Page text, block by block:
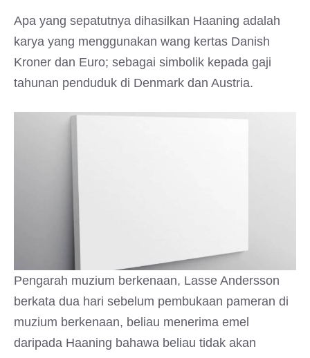
Apa yang sepatutnya dihasilkan Haaning adalah
karya yang menggunakan wang kertas Danish
Kroner dan Euro; sebagai simbolik kepada gaji
tahunan penduduk di Denmark dan Austria.
Pengarah muzium berkenaan, Lasse Andersson
berkata dua hari sebelum pembukaan pameran di
muzium berkenaan, beliau menerima emel
daripada Haaning bahawa beliau tidak akan